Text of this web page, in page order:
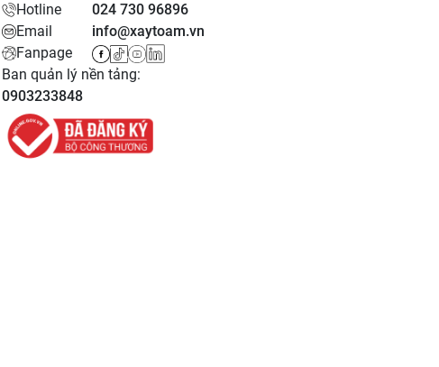
Hotline
024 730 96896
Email
info@xaytoam.vn
Fanpage
Ban quản lý nền tảng:
0903233848